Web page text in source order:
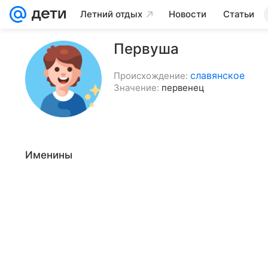
Летний отдых Новости Статьи
Первуша
Происхождение: славянское
Значение: первенец
Именины